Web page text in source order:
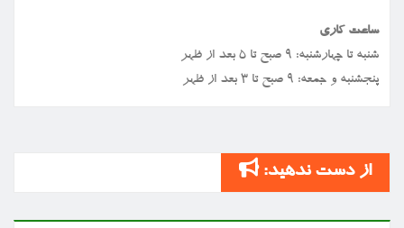
ساعت کاری
شنبه تا چهارشنبه: ۹ صبح تا ۵ بعد از ظهر
پنجشنبه و جمعه: ۹ صبح تا ۳ بعد از ظهر
از دست ندهید: